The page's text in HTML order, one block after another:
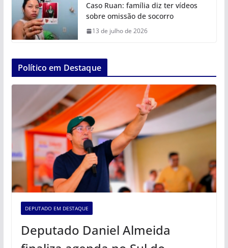
Caso Ruan: família diz ter vídeos
sobre omissão de socorro
13 de julho de 2026
Político em Destaque
DEPUTADO EM DESTAQUE
Deputado Daniel Almeida